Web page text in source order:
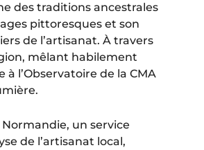
des traditions ancestrales
pittoresques et son
de l’artisanat. À travers
mêlant habilement
l’Observatoire de la CMA
Normandie, un service
de l’artisanat local,